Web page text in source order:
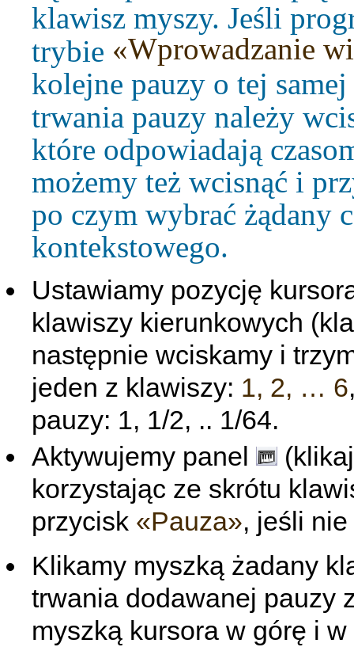
klawisz myszy. Jeśli
trybie «Wprowadzanie
kolejne pauzy o tej
trwania pauzy należy
które odpowiadają
możemy też wcisnąć i
po czym wybrać żądany
kontekstowego.
Ustawiamy pozycję
klawiszy kierunkowych
następnie wciskamy i
jeden z klawiszy: 1, 2, … 6
pauzy: 1, 1/2, .. 1/64.
Aktywujemy panel
korzystając ze skrótu
przycisk «Pauza», jeśli nie
Klikamy myszką żadany
trwania dodawanej pauzy
myszką kursora w górę i